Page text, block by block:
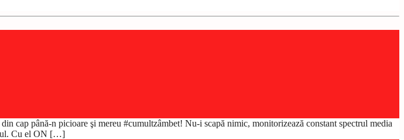
cap până-n picioare şi mereu #cumultzâmbet! Nu-i scapă nimic, monitorizează constant spectrul media
Cu el ON […]